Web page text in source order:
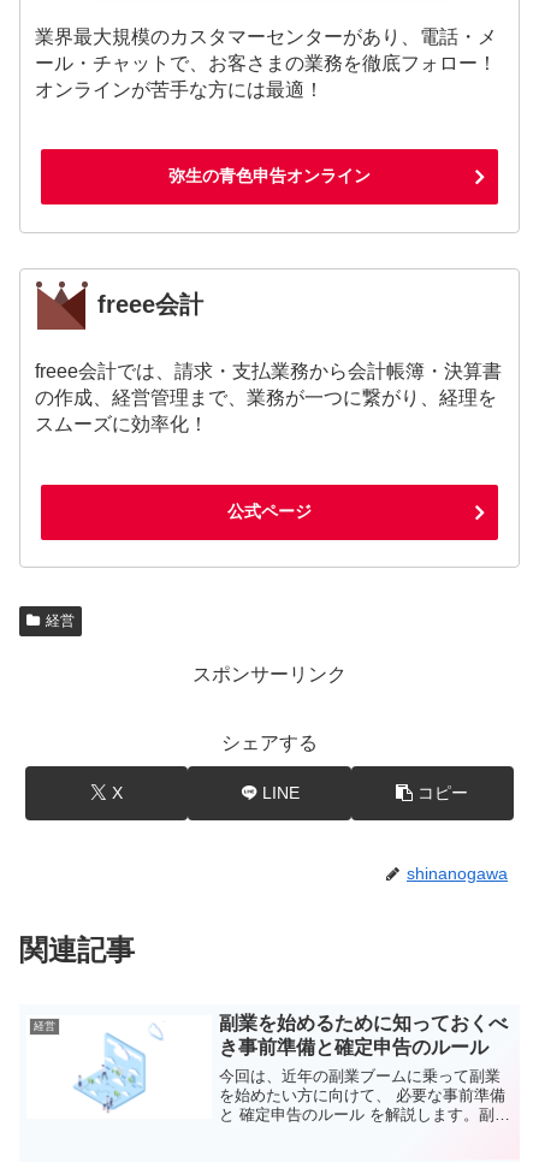
業界最大規模のカスタマーセンターがあり、電話・メ
ール・チャットで、お客さまの業務を徹底フォロー！
オンラインが苦手な方には最適！
弥生の青色申告オンライン
freee会計
freee会計では、請求・支払業務から会計帳簿・決算書
の作成、経営管理まで、業務が一つに繋がり、経理を
スムーズに効率化！
公式ページ
経営
スポンサーリンク
シェアする
X LINE コピー
shinanogawa
関連記事
経営
副業を始めるために知っておくべ
き事前準備と確定申告のルール
今回は、近年の副業ブームに乗って副業
を始めたい方に向けて、 必要な事前準備
と 確定申告のルール を解説します。副業